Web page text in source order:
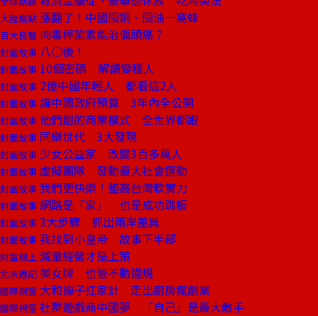
大陸焦點 漲翻了！中國囤銅、囤油一窩蜂
百大良醫 肉毒桿菌素能治偏頭痛？
封面故事 八○後！
封面故事 10個密碼 解讀變種人
封面故事 2億中國年輕人 都看這2人
封面故事 讓中國政府預算 3年內全公開
封面故事 他們創的商業模式 全世界都跟
封面故事 同樂世代 3大發現
封面故事 少女公益家 改變3百多萬人
封面故事 虛擬團隊 發動最大社會運動
封面故事 我們更快樂！墊高台灣軟實力
封面故事 網路是「家」 也是成功跳板
封面故事 3大步驟 抓出兩岸差異
封面故事 我找到小皇帝 故事下半部
財富線上 減量經營才是上策
北京週記 美女牌 也管不動違規
國際視窗 大和撫子扛家計 走出廚房瘋創業
國際視窗 社群遊戲商中國夢 「自己」是最大敵手